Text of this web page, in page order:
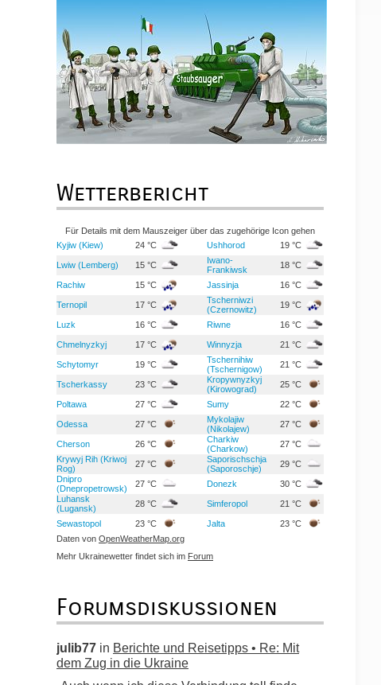
Wetterbericht
Für Details mit dem Mauszeiger über das zugehörige Icon gehen
Kyjiw (Kiew)
24 °C Ushhorod 19 °C
Lwiw (Lemberg) 15 °C
Iwano-
Frankiwsk
18 °C
Rachiw 15 °C Jassinja 16 °C
Ternopil 17 °C
Tscherniwzi
(Czernowitz)
19 °C
Luzk 16 °C Riwne 16 °C
Chmelnyzkyj 17 °C Winnyzja 21 °C
Schytomyr 19 °C
Tschernihiw
(Tschernigow)
21 °C
Tscherkassy 23 °C
Kropywnyzkyj
(Kirowograd)
25 °C
Poltawa 27 °C Sumy 22 °C
Odessa 27 °C
Mykolajiw
(Nikolajew)
27 °C
Cherson 26 °C
Charkiw
(Charkow)
27 °C
Krywyj Rih (Kriwoj
Rog)
27 °C
Saporischschja
(Saporoschje)
29 °C
Dnipro
(Dnepropetrowsk)
27 °C Donezk
30 °C
Luhansk
(Lugansk)
28 °C Simferopol 21 °C
Sewastopol 23 °C Jalta
23 °C
Daten von OpenWeatherMap.org
Mehr Ukrainewetter findet sich im Forum
Forumsdiskussionen
julib77 in Berichte und Reisetipps • Re: Mit
dem Zug in die Ukraine